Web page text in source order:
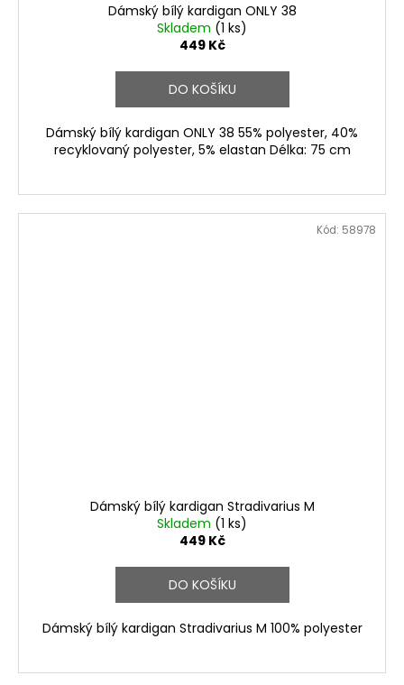
Dámský bílý kardigan ONLY 38
Skladem (1 ks)
449 Kč
DO KOŠÍKU
Dámský bílý kardigan ONLY 38 55% polyester, 40%
recyklovaný polyester, 5% elastan Délka: 75 cm
Dámský bílý kardigan Stradivarius M
Skladem (1 ks)
449 Kč
DO KOŠÍKU
Dámský bílý kardigan Stradivarius M 100% polyester
Kód: 58978